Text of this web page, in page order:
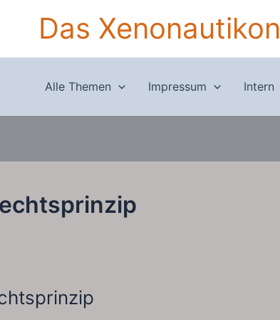
Das Xenonautikon
Alle Themen Impressum Intern